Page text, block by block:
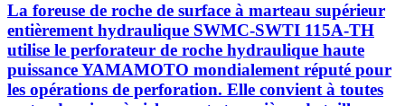
La foreuse de roche de surface à marteau supérieur
entièrement hydraulique SWMC-SWTI 115A-TH
utilise le perforateur de roche hydraulique haute
puissance YAMAMOTO mondialement réputé pour
les opérations de perforation. Elle convient à toutes